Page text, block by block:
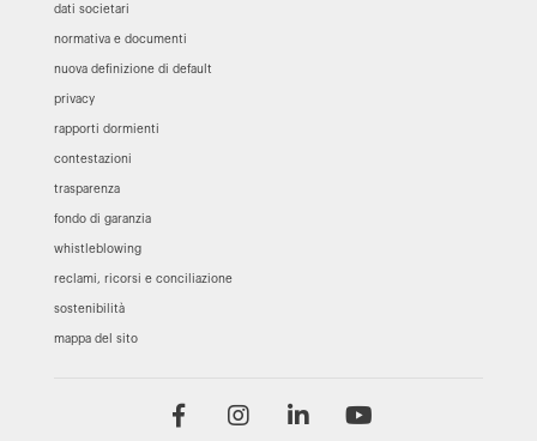
dati societari
normativa e documenti
nuova definizione di default
privacy
rapporti dormienti
contestazioni
trasparenza
fondo di garanzia
whistleblowing
reclami, ricorsi e conciliazione
sostenibilità
mappa del sito